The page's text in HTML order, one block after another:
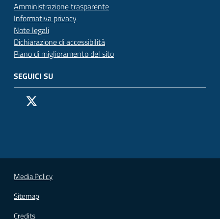
Amministrazione trasparente
Informativa privacy
Note legali
Dichiarazione di accessibilità
Piano di miglioramento del sito
SEGUICI SU
Pagina Facebook del Comune di San Donato Milanese
Vai alla pagina
Media Policy
Sitemap
Credits